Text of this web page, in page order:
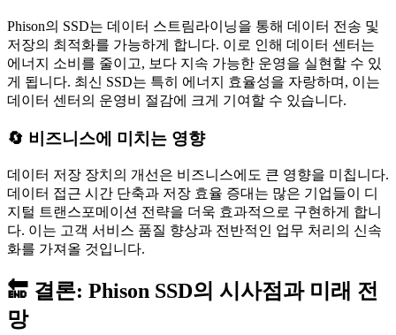
Phison의 SSD는 데이터 스트림라이닝을 통해 데이터 전송 및
저장의 최적화를 가능하게 합니다. 이로 인해 데이터 센터는
에너지 소비를 줄이고, 보다 지속 가능한 운영을 실현할 수 있
게 됩니다. 최신 SSD는 특히 에너지 효율성을 자랑하며, 이는
데이터 센터의 운영비 절감에 크게 기여할 수 있습니다.
🔄 비즈니스에 미치는 영향
데이터 저장 장치의 개선은 비즈니스에도 큰 영향을 미칩니다.
데이터 접근 시간 단축과 저장 효율 증대는 많은 기업들이 디
지털 트랜스포메이션 전략을 더욱 효과적으로 구현하게 합니
다. 이는 고객 서비스 품질 향상과 전반적인 업무 처리의 신속
화를 가져올 것입니다.
🔚 결론: Phison SSD의 시사점과 미래 전
망